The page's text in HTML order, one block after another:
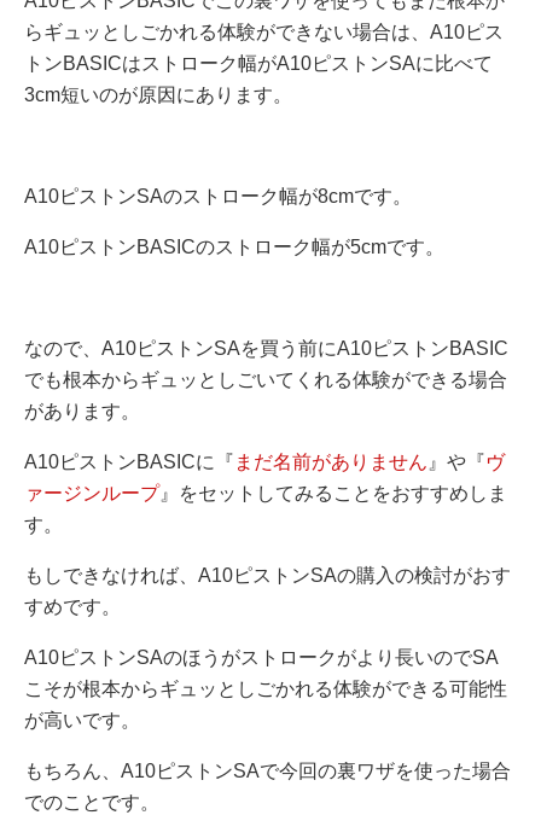
らギュッとしごかれる体験ができない場合は、A10ピス
トンBASICはストローク幅がA10ピストンSAに比べて
3cm短いのが原因にあります。
A10ピストンSAのストローク幅が8cmです。
A10ピストンBASICのストローク幅が5cmです。
なので、A10ピストンSAを買う前にA10ピストンBASIC
でも根本からギュッとしごいてくれる体験ができる場合
があります。
A10ピストンBASICに『 まだ名前がありません 』や『ヴ
ァージンループ』をセットしてみることをおすすめしま
す。
もしできなければ、A10ピストンSAの購入の検討がおす
すめです。
A10ピストンSAのほうがストロークがより長いのでSA
こそが根本からギュッとしごかれる体験ができる可能性
が高いです。
もちろん、A10ピストンSAで今回の裏ワザを使った場合
でのことです。